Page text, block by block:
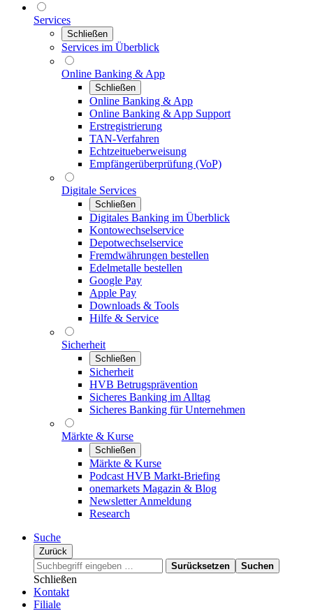
Services
Schließen
Services im Überblick
Online Banking & App
Schließen
Online Banking & App
Online Banking & App Support
Erstregistrierung
TAN-Verfahren
Echtzeitueberweisung
Empfängerüberprüfung (VoP)
Digitale Services
Schließen
Digitales Banking im Überblick
Kontowechselservice
Depotwechselservice
Fremdwährungen bestellen
Edelmetalle bestellen
Google Pay
Apple Pay
Downloads & Tools
Hilfe & Service
Sicherheit
Schließen
Sicherheit
HVB Betrugsprävention
Sicheres Banking im Alltag
Sicheres Banking für Unternehmen
Märkte & Kurse
Schließen
Märkte & Kurse
Podcast HVB Markt-Briefing
onemarkets Magazin & Blog
Newsletter Anmeldung
Research
Suche
Zurück
Surücksetzen
Suchen
Schließen
Kontakt
Filiale